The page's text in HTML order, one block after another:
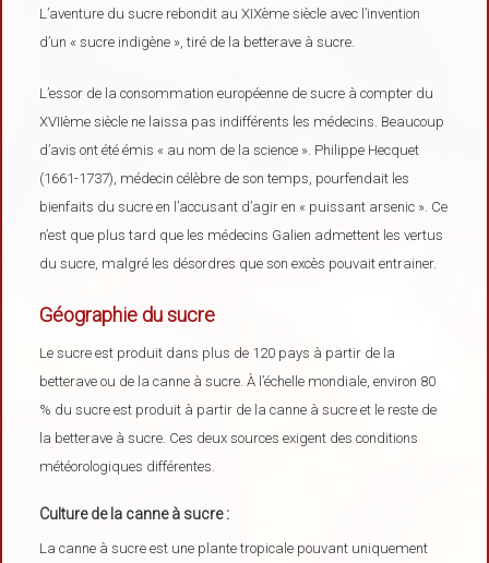
L’aventure du sucre rebondit au XIXème siècle avec l’invention
d’un « sucre indigène », tiré de la betterave à sucre.
L’essor de la consommation européenne de sucre à compter du
XVIIème siècle ne laissa pas indifférents les médecins. Beaucoup
d’avis ont été émis « au nom de la science ». Philippe Hecquet
(1661-1737), médecin célèbre de son temps, pourfendait les
bienfaits du sucre en l’accusant d’agir en « puissant arsenic ». Ce
n’est que plus tard que les médecins Galien admettent les vertus
du sucre, malgré les désordres que son excès pouvait entrainer.
Géographie du sucre
Le sucre est produit dans plus de 120 pays à partir de la
betterave ou de la canne à sucre. À l’échelle mondiale, environ 80
% du sucre est produit à partir de la canne à sucre et le reste de
la betterave à sucre. Ces deux sources exigent des conditions
météorologiques différentes.
Culture de la canne à sucre :
La canne à sucre est une plante tropicale pouvant uniquement